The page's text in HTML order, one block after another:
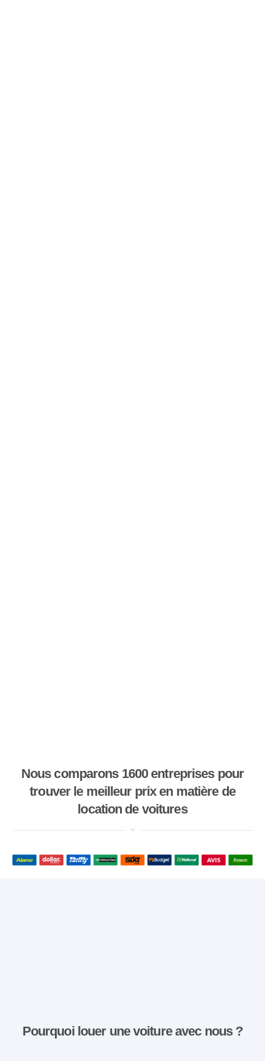
Nous comparons 1600 entreprises pour
trouver le meilleur prix en matière de
location de voitures
Pourquoi louer une voiture avec nous ?